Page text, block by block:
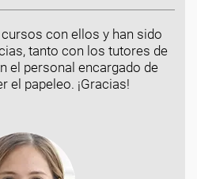
con ellos y han sido
tanto con los tutores de
el personal encargado de
el papeleo. ¡Gracias!